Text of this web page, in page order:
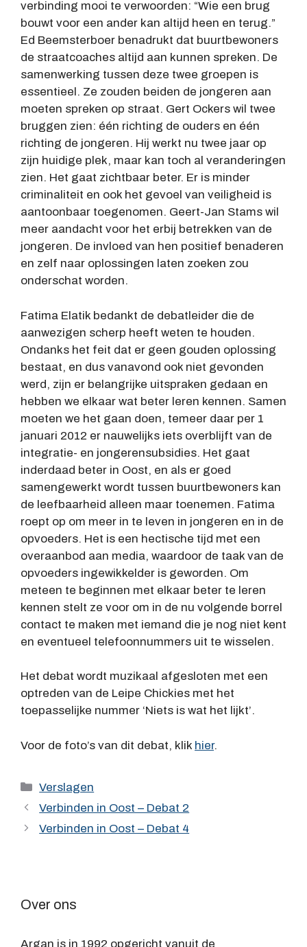
verbinding mooi te verwoorden: “Wie een brug
bouwt voor een ander kan altijd heen en terug.”
Ed Beemsterboer benadrukt dat buurtbewoners
de straatcoaches altijd aan kunnen spreken. De
samenwerking tussen deze twee groepen is
essentieel. Ze zouden beiden de jongeren aan
moeten spreken op straat. Gert Ockers wil twee
bruggen zien: één richting de ouders en één
richting de jongeren. Hij werkt nu twee jaar op
zijn huidige plek, maar kan toch al veranderingen
zien. Het gaat zichtbaar beter. Er is minder
criminaliteit en ook het gevoel van veiligheid is
aantoonbaar toegenomen. Geert-Jan Stams wil
meer aandacht voor het erbij betrekken van de
jongeren. De invloed van hen positief benaderen
en zelf naar oplossingen laten zoeken zou
onderschat worden.
Fatima Elatik bedankt de debatleider die de
aanwezigen scherp heeft weten te houden.
Ondanks het feit dat er geen gouden oplossing
bestaat, en dus vanavond ook niet gevonden
werd, zijn er belangrijke uitspraken gedaan en
hebben we elkaar wat beter leren kennen. Samen
moeten we het gaan doen, temeer daar per 1
januari 2012 er nauwelijks iets overblijft van de
integratie- en jongerensubsidies. Het gaat
inderdaad beter in Oost, en als er goed
samengewerkt wordt tussen buurtbewoners kan
de leefbaarheid alleen maar toenemen. Fatima
roept op om meer in te leven in jongeren en in de
opvoeders. Het is een hectische tijd met een
overaanbod aan media, waardoor de taak van de
opvoeders ingewikkelder is geworden. Om
meteen te beginnen met elkaar beter te leren
kennen stelt ze voor om in de nu volgende borrel
contact te maken met iemand die je nog niet kent
en eventueel telefoonnummers uit te wisselen.
Het debat wordt muzikaal afgesloten met een
optreden van de Leipe Chickies met het
toepasselijke nummer ‘Niets is wat het lijkt’.
Voor de foto’s van dit debat, klik hier.
Categorieën
Verslagen
Verbinden in Oost – Debat 2
Verbinden in Oost – Debat 4
Over ons
Argan is in 1992 opgericht vanuit de